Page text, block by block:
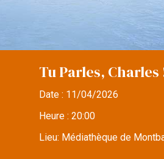
Tu Parles, Charles
Date : 11/04/2026
Heure :20:00
Lieu: Médiathèque de